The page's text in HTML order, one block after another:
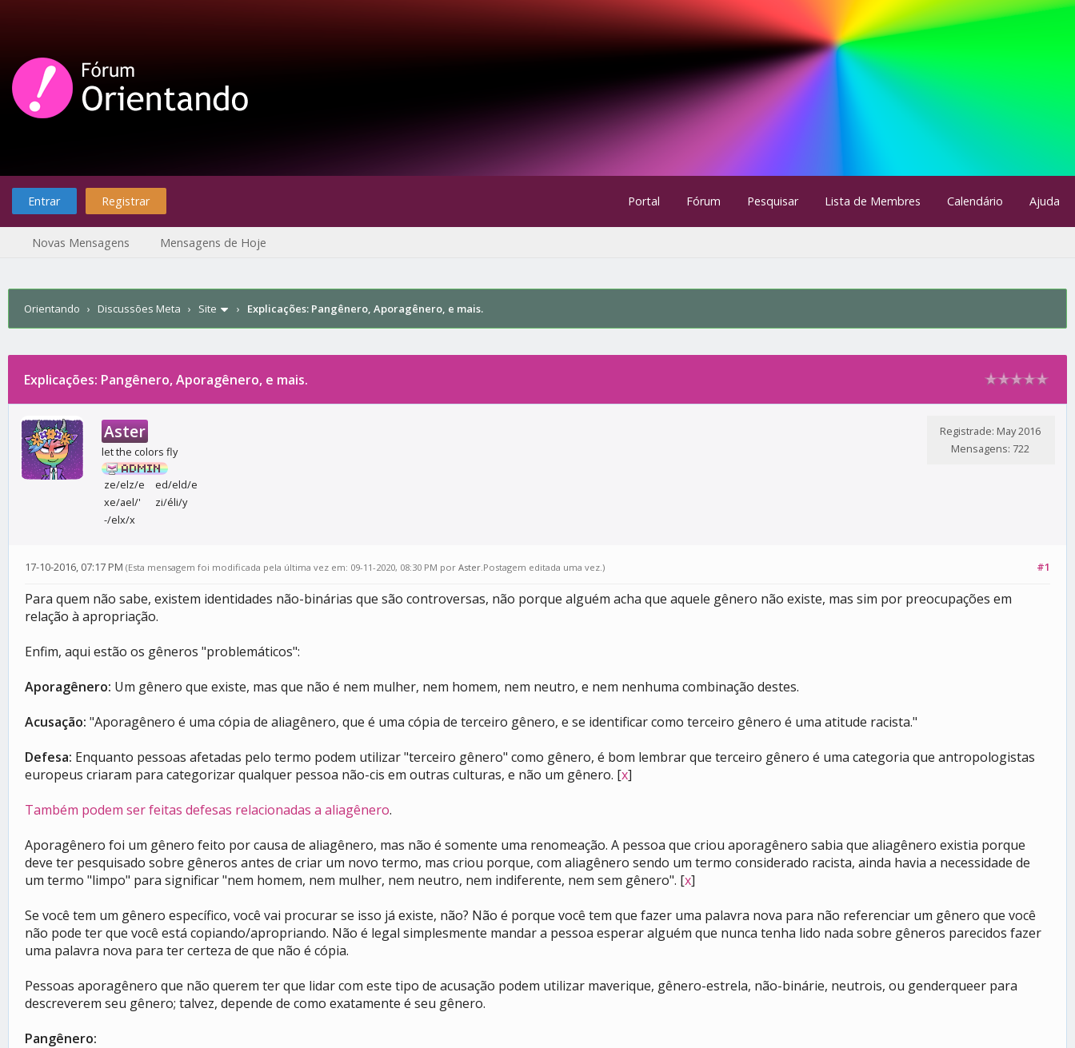
Entrar Registrar Portal Fórum Pesquisar Lista de Membres Calendário Ajuda
Novas Mensagens Mensagens de Hoje
Orientando › Discussões Meta › Site › Explicações: Pangênero, Aporagênero, e mais.
0 votos - 0 média
1
2
3
4
5
Explicações: Pangênero, Aporagênero, e mais.
Aster
let the colors fly
ze/elz/e
ed/eld/e
xe/ael/'
zi/éli/y
-/elx/x
Registrade: May 2016
Mensagens: 722
#1
17-10-2016, 07:17 PM (Esta mensagem foi modificada pela última vez em: 09-11-2020, 08:30 PM por Aster.Postagem editada uma vez.)
Para quem não sabe, existem identidades não-binárias que são controversas, não porque alguém acha que aquele gênero não existe, mas sim por preocupações em
relação à apropriação.
Enfim, aqui estão os gêneros "problemáticos":
Aporagênero: Um gênero que existe, mas que não é nem mulher, nem homem, nem neutro, e nem nenhuma combinação destes.
Acusação: "Aporagênero é uma cópia de aliagênero, que é uma cópia de terceiro gênero, e se identificar como terceiro gênero é uma atitude racista."
Defesa: Enquanto pessoas afetadas pelo termo podem utilizar "terceiro gênero" como gênero, é bom lembrar que terceiro gênero é uma categoria que antropologistas
europeus criaram para categorizar qualquer pessoa não-cis em outras culturas, e não um gênero. [x]
Também podem ser feitas defesas relacionadas a aliagênero.
Aporagênero foi um gênero feito por causa de aliagênero, mas não é somente uma renomeação. A pessoa que criou aporagênero sabia que aliagênero existia porque
deve ter pesquisado sobre gêneros antes de criar um novo termo, mas criou porque, com aliagênero sendo um termo considerado racista, ainda havia a necessidade de
um termo "limpo" para significar "nem homem, nem mulher, nem neutro, nem indiferente, nem sem gênero". [x]
Se você tem um gênero específico, você vai procurar se isso já existe, não? Não é porque você tem que fazer uma palavra nova para não referenciar um gênero que você
não pode ter que você está copiando/apropriando. Não é legal simplesmente mandar a pessoa esperar alguém que nunca tenha lido nada sobre gêneros parecidos fazer
uma palavra nova para ter certeza de que não é cópia.
Pessoas aporagênero que não querem ter que lidar com este tipo de acusação podem utilizar maverique, gênero-estrela, não-binárie, neutrois, ou genderqueer para
descreverem seu gênero; talvez, depende de como exatamente é seu gênero.
Pangênero: